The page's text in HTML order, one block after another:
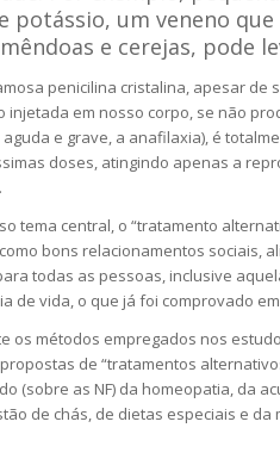
potássio, um veneno
e cerejas, pode
penicilina cristalina, apesar de
injetada em nosso corpo, se não
e grave, a anafilaxia), é
doses, atingindo apenas a
tema central, o “tratamento
bons relacionamentos sociais,
todas as pessoas, inclusive
de vida, o que já foi comprovado
os métodos empregados nos
de “tratamentos
(sobre as NF) da homeopatia, da
de chás, de dietas especiais e